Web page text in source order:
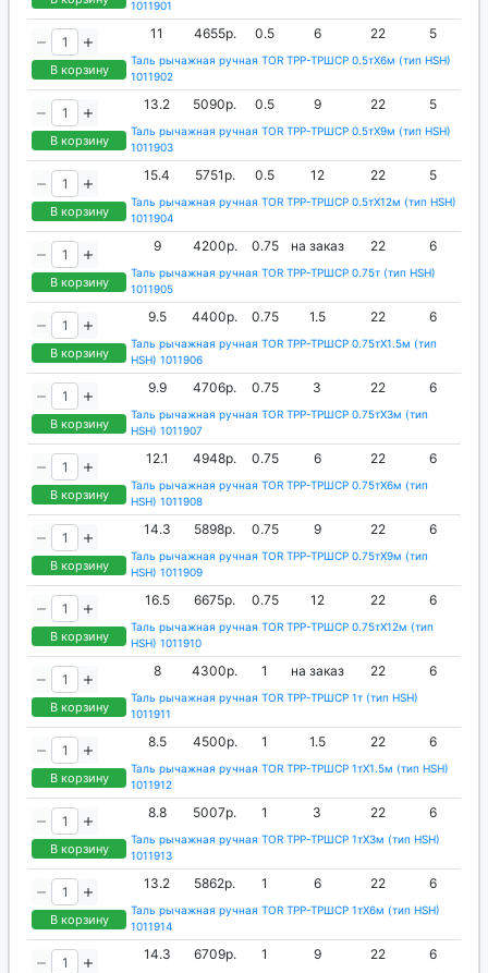
1011901
В корзину
11 4655р. 0.5 6 22 5
Таль рычажная ручная TOR ТРР-ТРШСР 0.5тХ6м (тип HSH)
1011902
В корзину
13.2 5090р. 0.5 9 22 5
Таль рычажная ручная TOR ТРР-ТРШСР 0.5тХ9м (тип HSH)
1011903
В корзину
15.4 5751р. 0.5 12 22 5
Таль рычажная ручная TOR ТРР-ТРШСР 0.5тХ12м (тип HSH)
1011904
В корзину
9 4200р. 0.75 на заказ 22 6
Таль рычажная ручная TOR ТРР-ТРШСР 0.75т (тип HSH)
1011905
В корзину
9.5 4400р. 0.75 1.5 22 6
Таль рычажная ручная TOR ТРР-ТРШСР 0.75тХ1.5м (тип
HSH) 1011906
В корзину
9.9 4706р. 0.75 3 22 6
Таль рычажная ручная TOR ТРР-ТРШСР 0.75тХ3м (тип
HSH) 1011907
В корзину
12.1 4948р. 0.75 6 22 6
Таль рычажная ручная TOR ТРР-ТРШСР 0.75тХ6м (тип
HSH) 1011908
В корзину
14.3 5898р. 0.75 9 22 6
Таль рычажная ручная TOR ТРР-ТРШСР 0.75тХ9м (тип
HSH) 1011909
В корзину
16.5 6675р. 0.75 12 22 6
Таль рычажная ручная TOR ТРР-ТРШСР 0.75тХ12м (тип
HSH) 1011910
В корзину
8 4300р. 1 на заказ 22 6
Таль рычажная ручная TOR ТРР-ТРШСР 1т (тип HSH)
1011911
В корзину
8.5 4500р. 1 1.5 22 6
Таль рычажная ручная TOR ТРР-ТРШСР 1тХ1.5м (тип HSH)
1011912
В корзину
8.8 5007р. 1 3 22 6
Таль рычажная ручная TOR ТРР-ТРШСР 1тХ3м (тип HSH)
1011913
В корзину
13.2 5862р. 1 6 22 6
Таль рычажная ручная TOR ТРР-ТРШСР 1тХ6м (тип HSH)
1011914
14.3 6709р. 1 9 22 6